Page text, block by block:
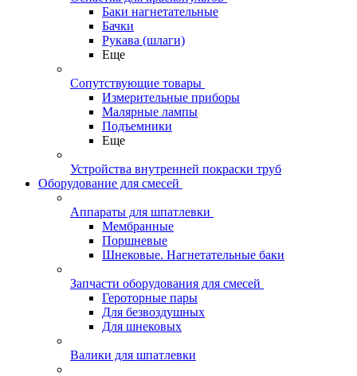
Баки нагнетательные
Бачки
Рукава (шлаги)
Еще
Сопутствующие товары
Измерительные приборы
Малярные лампы
Подъемники
Еще
Устройства внутренней покраски труб
Оборудование для смесей
Аппараты для шпатлевки
Мембранные
Поршневые
Шнековые. Нагнетательные баки
Запчасти оборудования для смесей
Героторные пары
Для безвоздушных
Для шнековых
Валики для шпатлевки